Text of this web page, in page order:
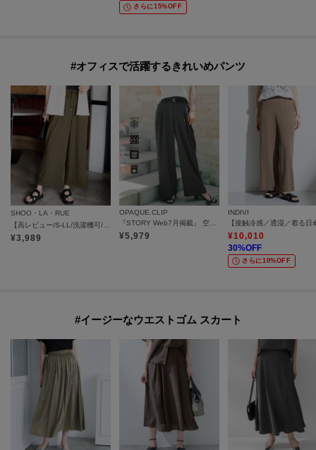
さらに15%OFF
#オフィスで活躍するきれいめパンツ
SHOO・LA・RUE
¥3,989
OPAQUE.CLIP
¥5,979
INDIVI
¥10,010
30%OFF
さらに10%OFF
#イージーなウエストゴム スカート